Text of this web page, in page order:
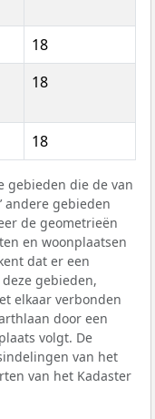
18
18
18
gebieden die de van
andere gebieden
de geometrieën
en woonplaatsen
dat er een
gebieden,
elkaar verbonden
door een
volgt. De
van het
van het Kadaster